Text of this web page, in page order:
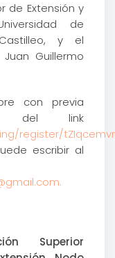
de Extensión y
de
y el
Guillermo
con previa
del link
register/
escribir al
.
Superior